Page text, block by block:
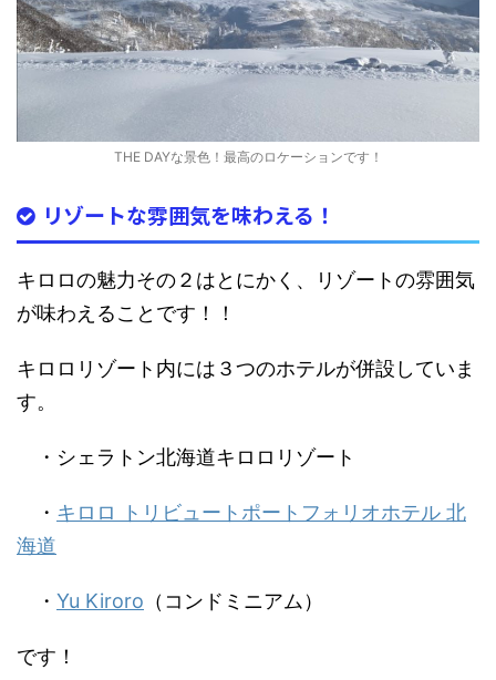
THE DAYな景色！最高のロケーションです！
リゾートな雰囲気を味わえる！
キロロの魅力その２はとにかく、リゾートの雰囲気
が味わえることです！！
キロロリゾート内には３つのホテルが併設していま
す。
・シェラトン北海道キロロリゾート
・ キロロ トリビュートポートフォリオホテル 北
海道
・ Yu Kiroro （コンドミニアム）
です！